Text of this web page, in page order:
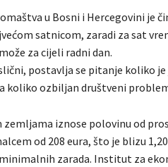
u Bosni i Hercegovini je
satnicom, zaradi za sat
za cijeli radni dan.
postavlja se pitanje koliko
koliko ozbiljan društveni
iznose polovinu od
od 208 eura, što je blizu
zarada. Institut za